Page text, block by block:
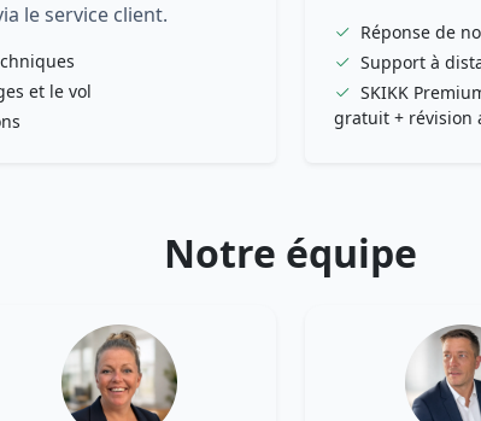
le service client.
et le vol
Réponse de
Support à
SKIKK
gratuit + révision
Notre équipe